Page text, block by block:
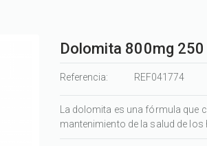
Dolomita 800mg
Referencia: REF041774
La dolomita es una fórmula que
mantenimiento de la salud de